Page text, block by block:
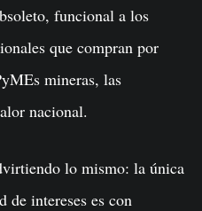
funcional a los
que compran por
mineras, las
nacional.
lo mismo: la única
de intereses es con